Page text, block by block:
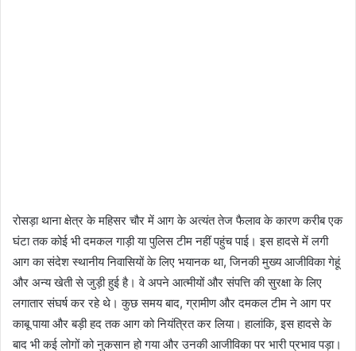
रोसड़ा थाना क्षेत्र के महिसर चौर में आग के अत्यंत तेज फैलाव के कारण करीब एक
घंटा तक कोई भी दमकल गाड़ी या पुलिस टीम नहीं पहुंच पाई। इस हादसे में लगी
आग का संदेश स्थानीय निवासियों के लिए भयानक था, जिनकी मुख्य आजीविका गेहूं
और अन्य खेती से जुड़ी हुई है। वे अपने आत्मीयों और संपत्ति की सुरक्षा के लिए
लगातार संघर्ष कर रहे थे। कुछ समय बाद, ग्रामीण और दमकल टीम ने आग पर
काबू पाया और बड़ी हद तक आग को नियंत्रित कर लिया। हालांकि, इस हादसे के
बाद भी कई लोगों को नुकसान हो गया और उनकी आजीविका पर भारी प्रभाव पड़ा।